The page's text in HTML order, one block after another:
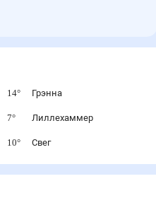
14° Грэнна
7° Лиллехаммер
10° Свег